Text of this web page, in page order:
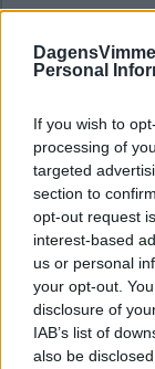
Personal
If you wish to
processing of
targeted
section to
opt-out request
interest-based
us or personal
your opt-out.
disclosure of
IAB’s list of
also be